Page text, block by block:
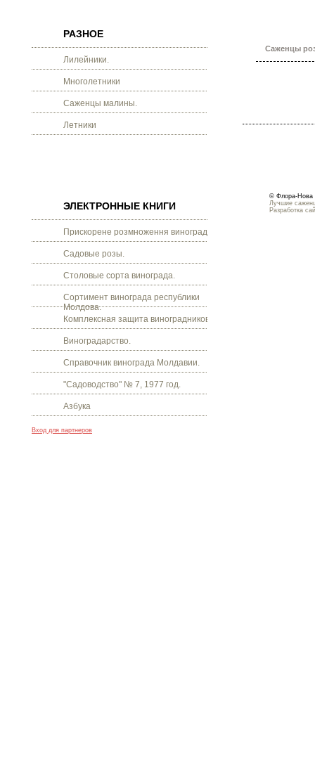
РАЗНОЕ
Лилейники.
Многолетники
Саженцы малины.
Летники
ЭЛЕКТРОННЫЕ КНИГИ
Прискорене розмноження винограду.
Садовые розы.
Столовые сорта винограда.
Сортимент винограда республики
Молдова.
Комплексная защита виноградников.
Виноградарство.
Справочник винограда Молдавии.
"Садоводство" № 7, 1977 год.
Азбука
Вход для партнеров
Саженцы
© Флора-Нова
Лучшие
Разработка